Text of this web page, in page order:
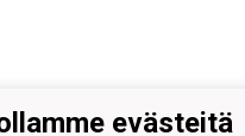
evästeitä